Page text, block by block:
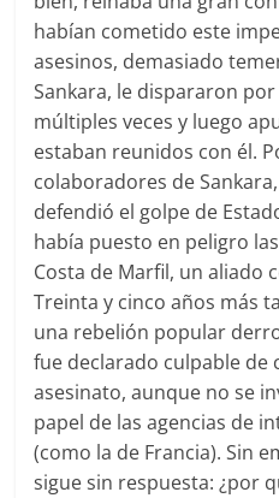
habían cometido este
asesinos, demasiado
Sankara, le dispararon
múltiples veces y luego
estaban reunidos con él.
colaboradores de
defendió el golpe de
había puesto en peligro
Costa de Marfil, un aliado
Treinta y cinco años más
una rebelión popular
fue declarado culpable de
asesinato, aunque no se
papel de las agencias de
(como la de Francia). Sin
sigue sin respuesta: ¿por